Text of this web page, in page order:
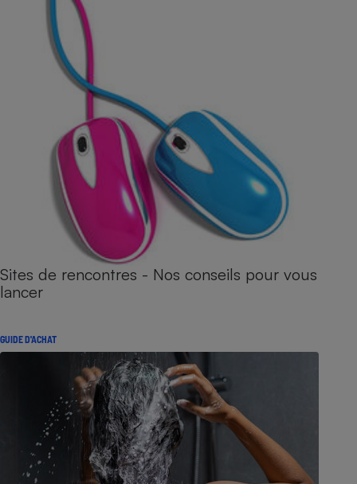
Sites de rencontres - Nos conseils pour vous
lancer
GUIDE D'ACHAT